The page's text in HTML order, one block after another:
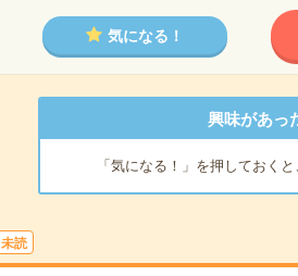
気になる！
興味があっ
「気になる！」を押しておく
未読